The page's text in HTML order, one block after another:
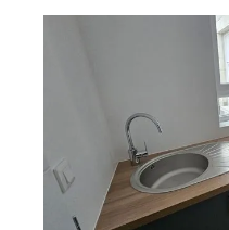
Appartement
540 €
par mois charges
Visiter le site dédié